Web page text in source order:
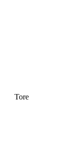
Tore